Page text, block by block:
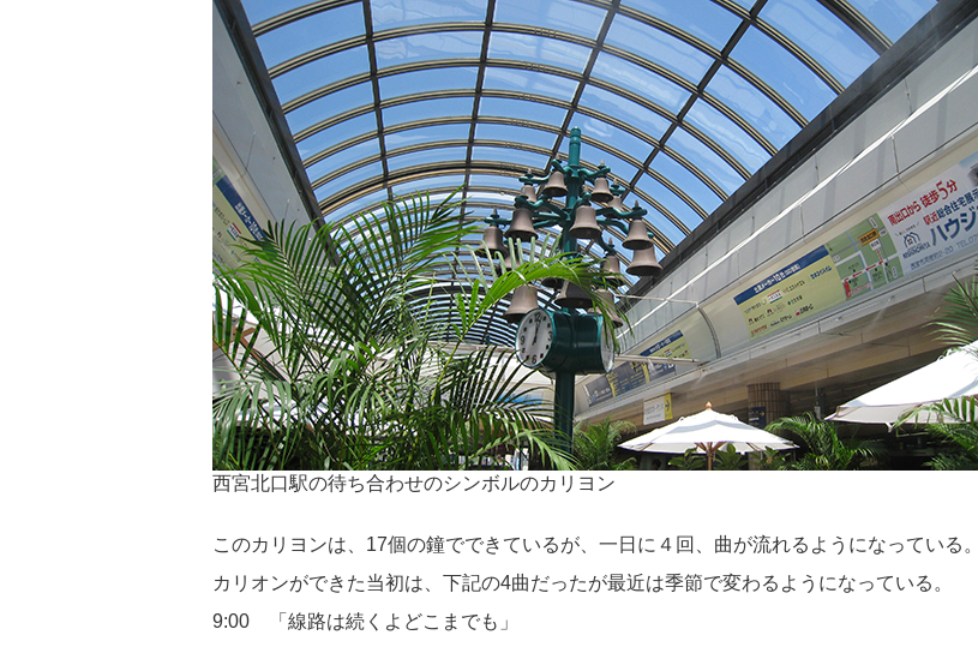
西宮北口駅の待ち合わせのシンボルのカリヨン
このカリヨンは、17個の鐘でできているが、一日に４回、曲が流れるようになっている。
カリオンができた当初は、下記の4曲だったが最近は季節で変わるようになっている。
9:00 「線路は続くよどこまでも」